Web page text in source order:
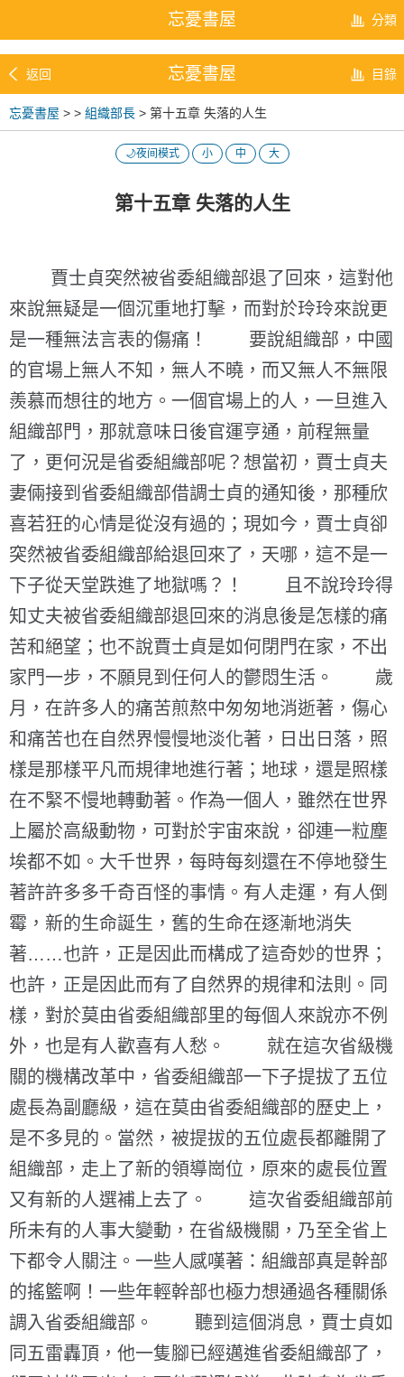
忘憂書屋 分類
返回 忘憂書屋 目錄
忘憂書屋 > > 組織部長 > 第十五章 失落的人生
🌙夜间模式 小 中 大
第十五章 失落的人生
賈士貞突然被省委組織部退了回來，這對他
來說無疑是一個沉重地打擊，而對於玲玲來說更
是一種無法言表的傷痛！ 要說組織部，中國
的官場上無人不知，無人不曉，而又無人不無限
羨慕而想往的地方。一個官場上的人，一旦進入
組織部門，那就意味日後官運亨通，前程無量
了，更何況是省委組織部呢？想當初，賈士貞夫
妻倆接到省委組織部借調士貞的通知後，那種欣
喜若狂的心情是從沒有過的；現如今，賈士貞卻
突然被省委組織部給退回來了，天哪，這不是一
下子從天堂跌進了地獄嗎？！ 且不說玲玲得
知丈夫被省委組織部退回來的消息後是怎樣的痛
苦和絕望；也不說賈士貞是如何閉門在家，不出
家門一步，不願見到任何人的鬱悶生活。 歲
月，在許多人的痛苦煎熬中匆匆地消逝著，傷心
和痛苦也在自然界慢慢地淡化著，日出日落，照
樣是那樣平凡而規律地進行著；地球，還是照樣
在不緊不慢地轉動著。作為一個人，雖然在世界
上屬於高級動物，可對於宇宙來說，卻連一粒塵
埃都不如。大千世界，每時每刻還在不停地發生
著許許多多千奇百怪的事情。有人走運，有人倒
霉，新的生命誕生，舊的生命在逐漸地消失
著……也許，正是因此而構成了這奇妙的世界；
也許，正是因此而有了自然界的規律和法則。同
樣，對於莫由省委組織部里的每個人來說亦不例
外，也是有人歡喜有人愁。 就在這次省級機
關的機構改革中，省委組織部一下子提拔了五位
處長為副廳級，這在莫由省委組織部的歷史上，
是不多見的。當然，被提拔的五位處長都離開了
組織部，走上了新的領導崗位，原來的處長位置
又有新的人選補上去了。 這次省委組織部前
所未有的人事大變動，在省級機關，乃至全省上
下都令人關注。一些人感嘆著：組織部真是幹部
的搖籃啊！一些年輕幹部也極力想通過各種關係
調入省委組織部。 聽到這個消息，賈士貞如
同五雷轟頂，他一隻腳已經邁進省委組織部了，